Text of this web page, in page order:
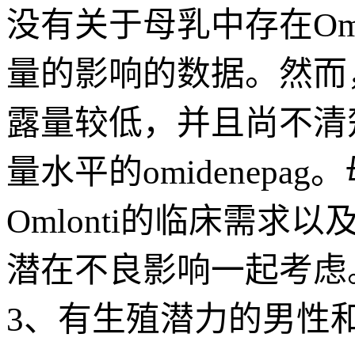
没有关于母乳中存在
量的影响的数据。然
露量较低，并且尚不
量水平的omidenepag
Omlonti的临床需求以
潜在不良影响一起考虑
3、有生殖潜力的男性